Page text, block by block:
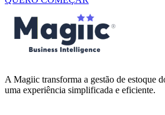
A Magiic transforma a gestão de estoque
uma experiência simplificada e eficiente.